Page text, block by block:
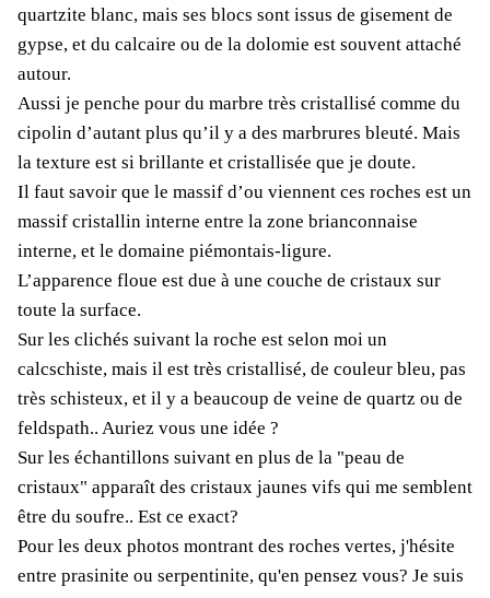
quartzite blanc, mais ses blocs sont issus de gisement de
gypse, et du calcaire ou de la dolomie est souvent attaché
autour.
Aussi je penche pour du marbre très cristallisé comme du
cipolin d’autant plus qu’il y a des marbrures bleuté. Mais
la texture est si brillante et cristallisée que je doute.
Il faut savoir que le massif d’ou viennent ces roches est un
massif cristallin interne entre la zone brianconnaise
interne, et le domaine piémontais-ligure.
L’apparence floue est due à une couche de cristaux sur
toute la surface.
Sur les clichés suivant la roche est selon moi un
calcschiste, mais il est très cristallisé, de couleur bleu, pas
très schisteux, et il y a beaucoup de veine de quartz ou de
feldspath.. Auriez vous une idée ?
Sur les échantillons suivant en plus de la "peau de
cristaux" apparaît des cristaux jaunes vifs qui me semblent
être du soufre.. Est ce exact?
Pour les deux photos montrant des roches vertes, j'hésite
entre prasinite ou serpentinite, qu'en pensez vous? Je suis